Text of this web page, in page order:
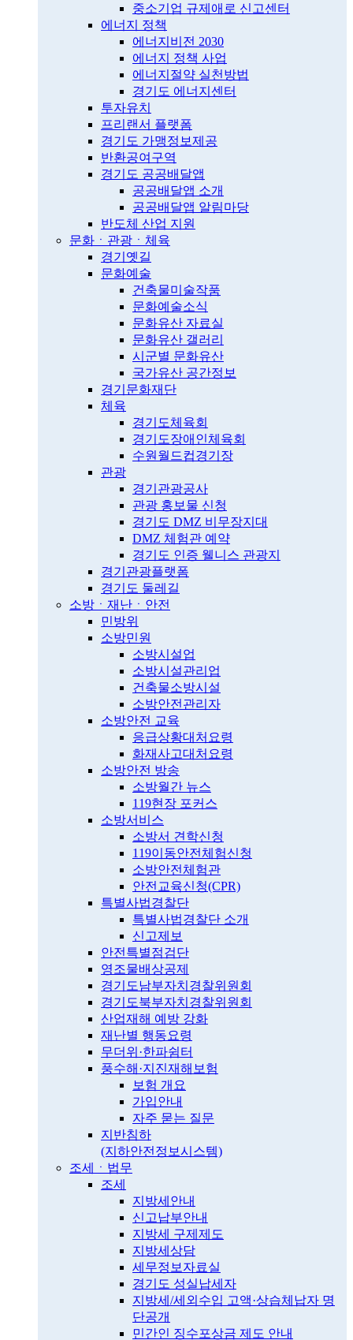
중소기업 규제애로 신고센터
에너지 정책
에너지비전 2030
에너지 정책 사업
에너지절약 실천방법
경기도 에너지센터
투자유치
프리랜서 플랫폼
경기도 가맹정보제공
반환공여구역
경기도 공공배달앱
공공배달앱 소개
공공배달앱 알림마당
반도체 산업 지원
문화ㆍ관광ㆍ체육
경기옛길
문화예술
건축물미술작품
문화예술소식
문화유산 자료실
문화유산 갤러리
시군별 문화유산
국가유산 공간정보
경기문화재단
체육
경기도체육회
경기도장애인체육회
수원월드컵경기장
관광
경기관광공사
관광 홍보물 신청
경기도 DMZ 비무장지대
DMZ 체험관 예약
경기도 인증 웰니스 관광지
경기관광플랫폼
경기도 둘레길
소방ㆍ재난ㆍ안전
민방위
소방민원
소방시설업
소방시설관리업
건축물소방시설
소방안전관리자
소방안전 교육
응급상황대처요령
화재사고대처요령
소방안전 방송
소방월간 뉴스
119현장 포커스
소방서비스
소방서 견학신청
119이동안전체험신청
소방안전체험관
안전교육신청(CPR)
특별사법경찰단
특별사법경찰단 소개
신고제보
안전특별점검단
영조물배상공제
경기도남부자치경찰위원회
경기도북부자치경찰위원회
산업재해 예방 강화
재난별 행동요령
무더위·한파쉼터
풍수해·지진재해보험
보험 개요
가입안내
자주 묻는 질문
지반침하
(지하안전정보시스템)
조세ㆍ법무
조세
지방세안내
신고납부안내
지방세 구제제도
지방세상담
세무정보자료실
경기도 성실납세자
지방세/세외수입 고액·상습체납자 명
단공개
민간인 징수포상금 제도 안내